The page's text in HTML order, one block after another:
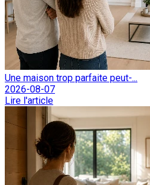
Une maison trop parfaite peut-...
2026-08-07
Lire l'article